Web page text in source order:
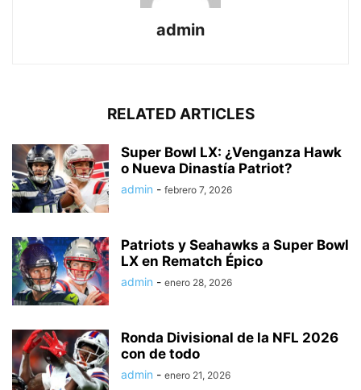
admin
RELATED ARTICLES
Super Bowl LX: ¿Venganza Hawk
o Nueva Dinastía Patriot?
admin - febrero 7, 2026
Patriots y Seahawks a Super Bowl
LX en Rematch Épico
admin - enero 28, 2026
Ronda Divisional de la NFL 2026
con de todo
admin - enero 21, 2026